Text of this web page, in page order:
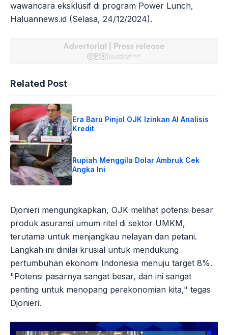
wawancara eksklusif di program Power Lunch,
Haluannews.id (Selasa, 24/12/2024).
Related Post
Era Baru Pinjol OJK Izinkan AI Analisis
Kredit
Rupiah Menggila Dolar Ambruk Cek
Angka Ini
Djonieri mengungkapkan, OJK melihat potensi besar
produk asuransi umum ritel di sektor UMKM,
terutama untuk menjangkau nelayan dan petani.
Langkah ini dinilai krusial untuk mendukung
pertumbuhan ekonomi Indonesia menuju target 8%.
"Potensi pasarnya sangat besar, dan ini sangat
penting untuk menopang perekonomian kita," tegas
Djonieri.